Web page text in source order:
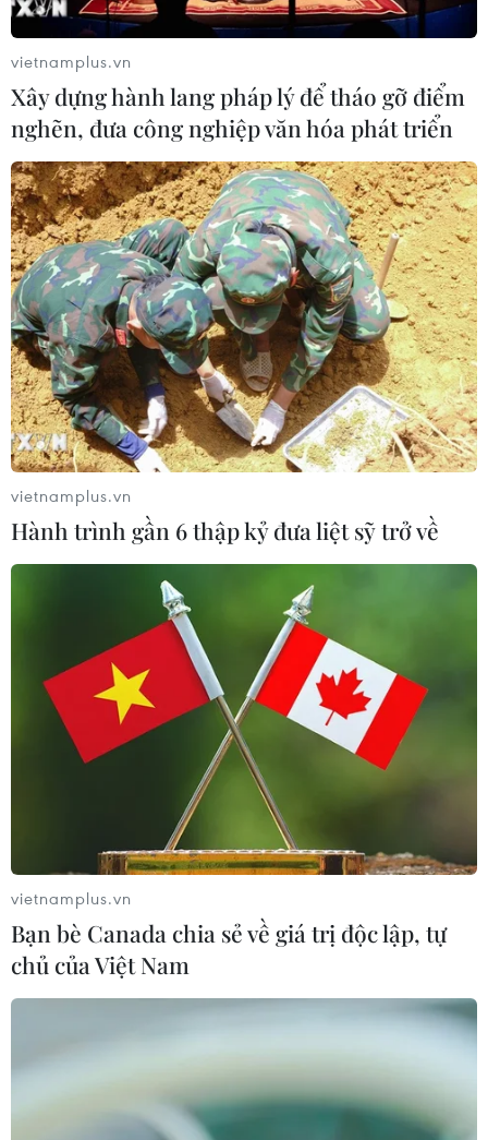
Hoàng Sa, Trường Sa của Việt Nam -
Những bằng chứng lịch sử
04/02/2017 13:53
Hội Nhà báo tỉnh, Sở Văn hóa, Thể thao và Du lịch, Sở
Thông tin và Truyền thông tỉnh Thanh Hóa tổ chức Hội
báo Xuân và trưng bày tư liệu “Hoàng Sa, Trường Sa
của Việt Nam - Những bằng chứng lịch sử."
vietnamplus.vn
Xây dựng hành lang pháp lý để tháo gỡ điểm
nghẽn, đưa công nghiệp văn hóa phát triển
vietnamplus.vn
Hành trình gần 6 thập kỷ đưa liệt sỹ trở về
vietnamplus.vn
Bạn bè Canada chia sẻ về giá trị độc lập, tự
chủ của Việt Nam